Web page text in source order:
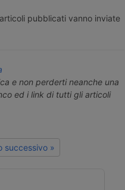
pubblicati vanno inviate
e non perderti neanche una
ed i link di tutti gli articoli
successivo »